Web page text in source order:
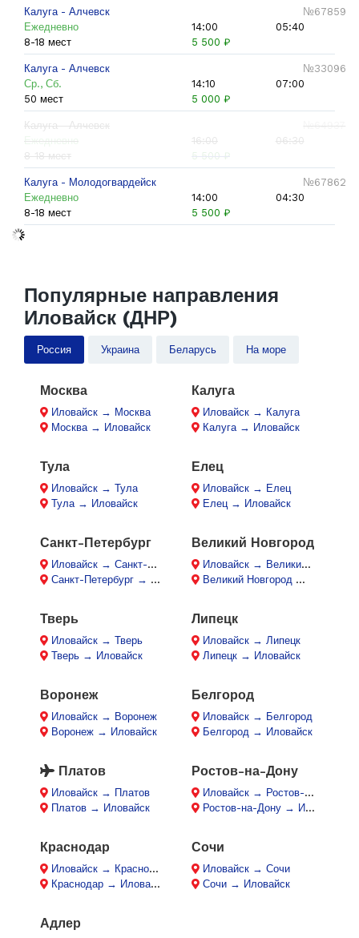
Калуга - Алчевск
№67859
Ежедневно
14:00
05:40
8-18 мест
5 500 ₽
Калуга - Алчевск
№33096
Ср., Сб.
14:10
07:00
50 мест
5 000 ₽
Калуга - Алчевск
№64937
Ежедневно
16:00
06:30
8-18 мест
5 500 ₽
Калуга - Молодогвардейск
№67862
Ежедневно
14:00
04:30
8-18 мест
5 500 ₽
Популярные направления
Иловайск (ДНР)
Россия Украина Беларусь На море
Москва
Иловайск → Москва
Москва → Иловайск
Калуга
Иловайск → Калуга
Калуга → Иловайск
Тула
Иловайск → Тула
Тула → Иловайск
Елец
Иловайск → Елец
Елец → Иловайск
Санкт-Петербург
Иловайск → Санкт-Петербург
Санкт-Петербург → Иловайск
Великий Новгород
Иловайск → Великий Новгород
Великий Новгород → Иловайск
Тверь
Иловайск → Тверь
Тверь → Иловайск
Липецк
Иловайск → Липецк
Липецк → Иловайск
Воронеж
Иловайск → Воронеж
Воронеж → Иловайск
Белгород
Иловайск → Белгород
Белгород → Иловайск
Платов
Иловайск → Платов
Платов → Иловайск
Ростов-на-Дону
Иловайск → Ростов-на-Дону
Ростов-на-Дону → Иловайск
Краснодар
Иловайск → Краснодар
Краснодар → Иловайск
Сочи
Иловайск → Сочи
Сочи → Иловайск
Адлер